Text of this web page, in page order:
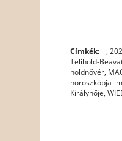
Címkék: ,
Telihold-
holdnővér,
horoszkópja-
Királynője,